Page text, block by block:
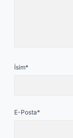
İsim*
E-Posta*